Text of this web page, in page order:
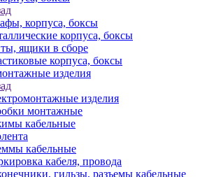
корпуса, боксы
корпуса, боксы
ящики в сборе
корпуса, боксы
изделия
изделия
монтажные
кабельные
кабельные
кабеля, провода
гильзы, разъемы кабельные